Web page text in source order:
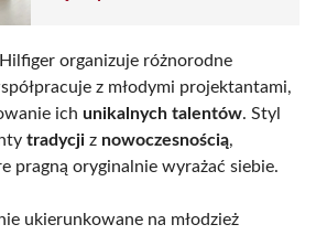
organizuje różnorodne
z młodymi projektantami,
ich unikalnych talentów. Styl
tradycji z nowoczesnością,
pragną oryginalnie wyrażać siebie.
ukierunkowane na młodzież